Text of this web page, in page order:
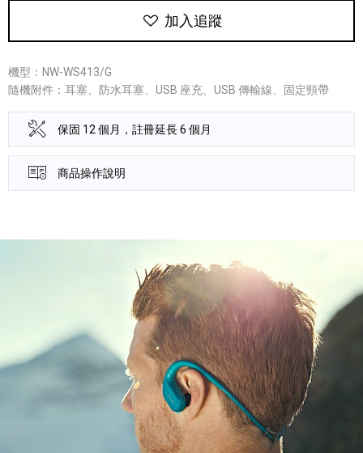
加入追蹤
機型：NW-WS413/G
隨機附件：耳塞、防水耳塞、USB 座充、USB 傳輸線、固定頸帶
保固 12 個月，註冊延長 6 個月
商品操作說明